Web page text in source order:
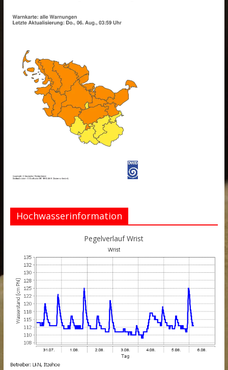
Hochwasserinformation
Pegelverlauf Wrist